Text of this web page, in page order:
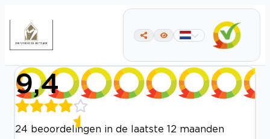
9,4
24 beoordelingen in de laatste 12 maanden